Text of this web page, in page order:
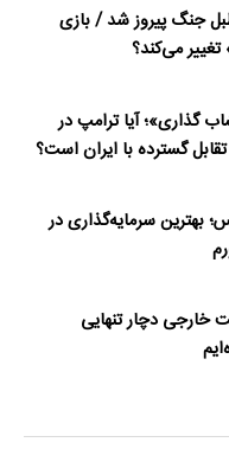
جنگ پیروز شد / بازی
می‌کند؟
گذاری»؛ آیا ترامپ در
گسترده با ایران است؟
بهترین سرمایه‌گذاری در
خارجی دچار تنهایی